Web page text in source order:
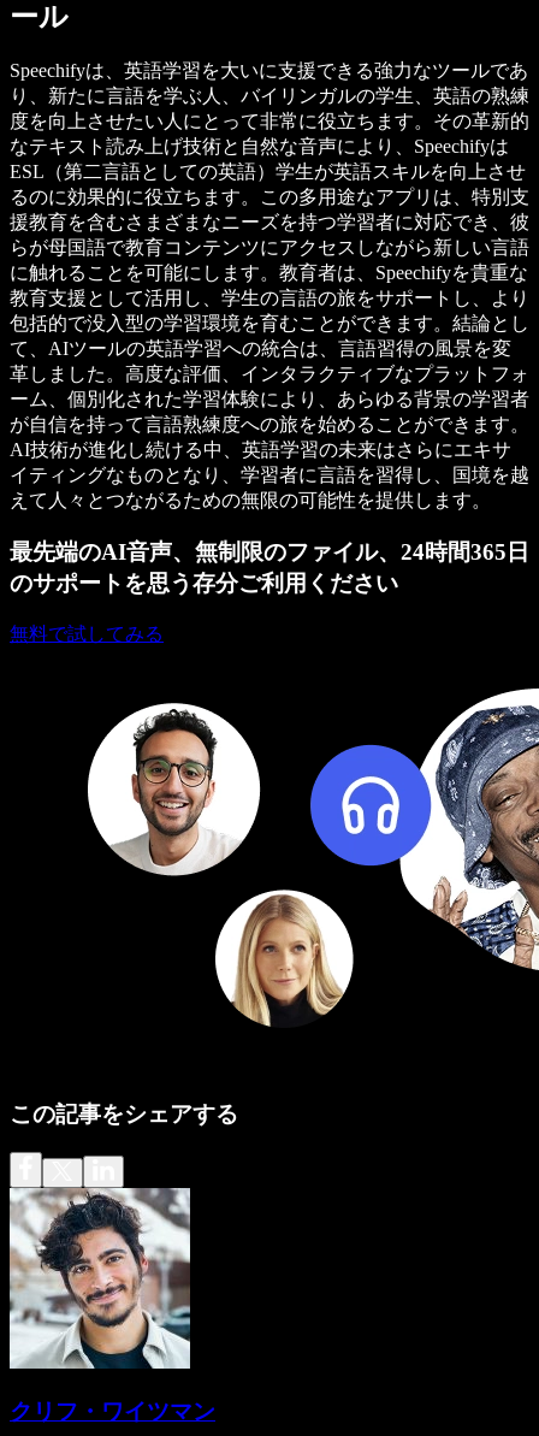
ール
Speechifyは、英語学習を大いに支援できる強力なツールであ
り、新たに言語を学ぶ人、バイリンガルの学生、英語の熟練
度を向上させたい人にとって非常に役立ちます。その革新的
なテキスト読み上げ技術と自然な音声により、Speechifyは
ESL（第二言語としての英語）学生が英語スキルを向上させ
るのに効果的に役立ちます。この多用途なアプリは、特別支
援教育を含むさまざまなニーズを持つ学習者に対応でき、彼
らが母国語で教育コンテンツにアクセスしながら新しい言語
に触れることを可能にします。教育者は、Speechifyを貴重な
教育支援として活用し、学生の言語の旅をサポートし、より
包括的で没入型の学習環境を育むことができます。結論とし
て、AIツールの英語学習への統合は、言語習得の風景を変
革しました。高度な評価、インタラクティブなプラットフォ
ーム、個別化された学習体験により、あらゆる背景の学習者
が自信を持って言語熟練度への旅を始めることができます。
AI技術が進化し続ける中、英語学習の未来はさらにエキサ
イティングなものとなり、学習者に言語を習得し、国境を越
えて人々とつながるための無限の可能性を提供します。
最先端のAI音声、無制限のファイル、24時間365日
のサポートを思う存分ご利用ください
無料で試してみる
この記事をシェアする
クリフ・ワイツマン